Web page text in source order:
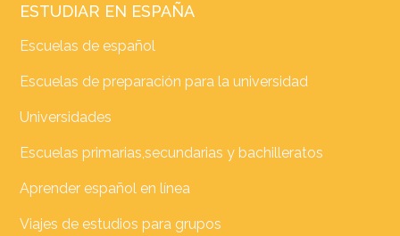
ESTUDIAR EN ESPAÑA
Escuelas de español
Escuelas de preparación para la universidad
Universidades
Escuelas primarias,secundarias y bachilleratos
Aprender español en línea
Viajes de estudios para grupos